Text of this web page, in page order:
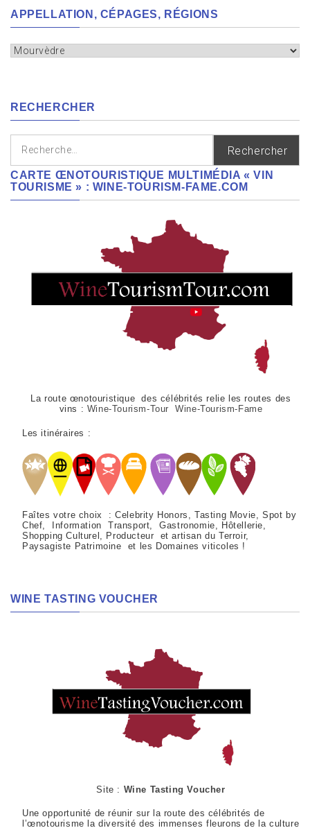
APPELLATION, CÉPAGES, RÉGIONS
Appellation,
RECHERCHER
Rechercher :
CARTE ŒNOTOURISTIQUE MULTIMÉDIA « VIN
TOURISME » : WINE-TOURISM-FAME.COM
La route œnotouristique des célébrités relie les routes des
vins : Wine-Tourism-Tour Wine-Tourism-Fame
Les itinéraires :
Faîtes votre choix : Celebrity Honors, Tasting Movie, Spot by
Chef, Information Transport, Gastronomie, Hôtellerie,
Shopping Culturel, Producteur et artisan du Terroir,
Paysagiste Patrimoine et les Domaines viticoles !
WINE TASTING VOUCHER
Site : Wine Tasting Voucher
Une opportunité de réunir sur la route des célébrités de
l’œnotourisme la diversité des immenses fleurons de la culture